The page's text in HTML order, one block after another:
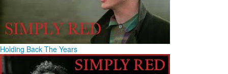
Holding Back The Years